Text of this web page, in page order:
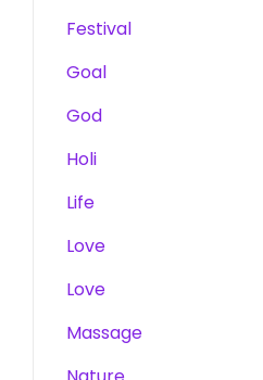
Festival
Goal
God
Holi
Life
Love
Love
Massage